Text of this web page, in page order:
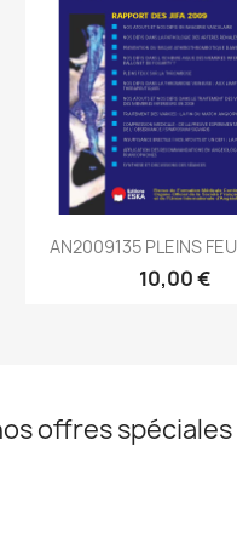
Aperçu
AN2009135 PLEINS
10,00 €
offres spéciales